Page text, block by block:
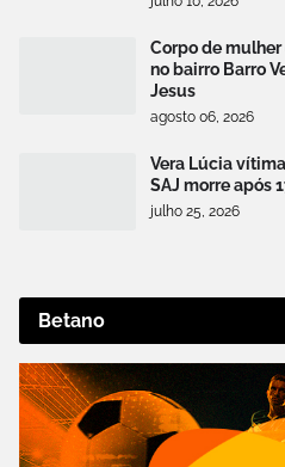
Corpo de
no bairro Barro
Jesus
agosto 06, 2026
Vera Lúcia
SAJ morre após
julho 25, 2026
Betano